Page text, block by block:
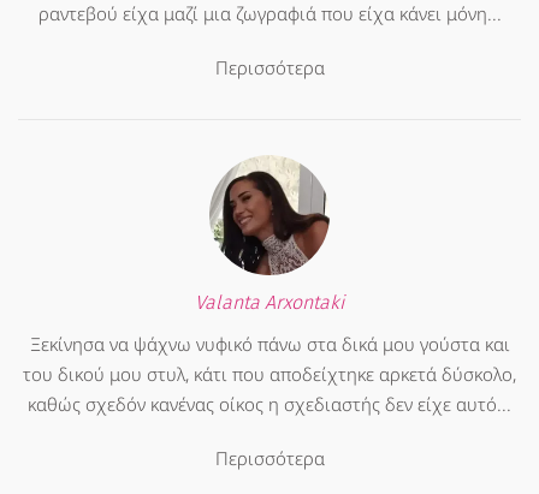
ραντεβού είχα μαζί μια ζωγραφιά που είχα κάνει μόνη...
Περισσότερα
Valanta Arxontaki
Ξεκίνησα να ψάχνω νυφικό πάνω στα δικά μου γούστα και
του δικού μου στυλ, κάτι που αποδείχτηκε αρκετά δύσκολο,
καθώς σχεδόν κανένας οίκος η σχεδιαστής δεν είχε αυτό...
Περισσότερα